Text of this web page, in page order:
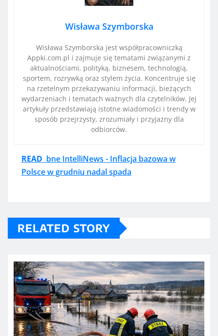
Wisława Szymborska
Wisława Szymborska jest współpracowniczką
Appki.com.pl i zajmuje się tematami związanymi z
aktualnościami, polityką, biznesem, technologią,
sportem, rozrywką oraz stylem życia. Koncentruje się
na rzetelnym przekazywaniu informacji, bieżących
wydarzeniach i tematach ważnych dla czytelników. Jej
artykuły przedstawiają istotne wiadomości i trendy w
sposób przejrzysty, zrozumiały i przyjazny dla
odbiorców.
READ bne IntelliNews - Inflacja bazowa w
Polsce w grudniu nadal spada
RELATED STORY